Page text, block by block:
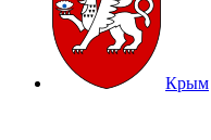
Крым